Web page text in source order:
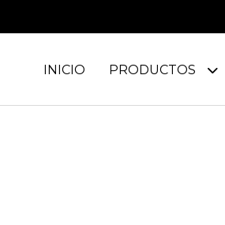
INICIO PRODUCTOS